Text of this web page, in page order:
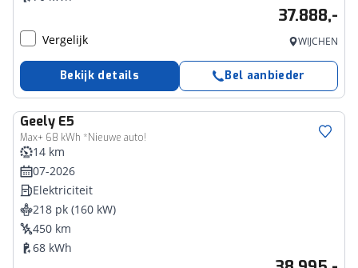
37.888,-
Vergelijk WIJCHEN
Bekijk details Bel aanbieder
Geely E5
Max+ 68 kWh *Nieuwe auto!
14 km
07-2026
Elektriciteit
218 pk (160 kW)
450 km
68 kWh